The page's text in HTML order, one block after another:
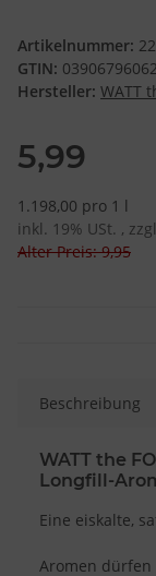
Artikelnummer:
GTIN:
Hersteller: WATT
5,99
1.198,00 pro 1 l
inkl. 19% USt. ,
Alter Preis: 9,95
Beschreibung
WATT the
Longfill-
Eine eiskalte,
Aromen